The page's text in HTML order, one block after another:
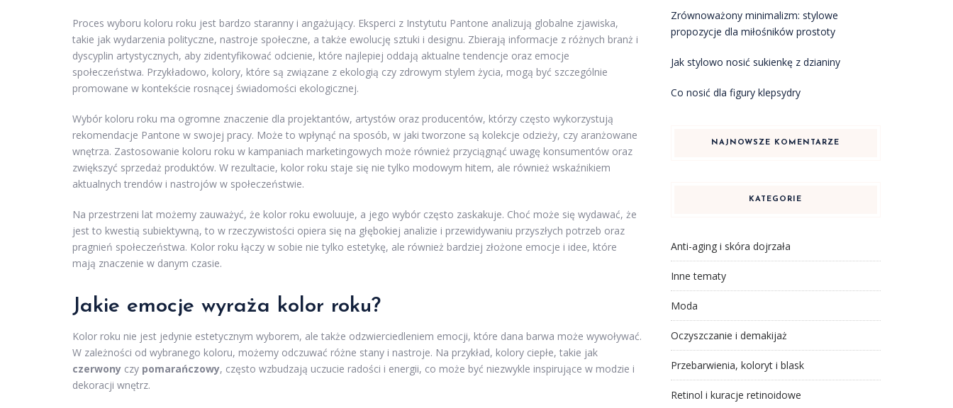
Proces wyboru koloru roku jest bardzo staranny i angażujący. Eksperci z Instytutu Pantone analizują globalne zjawiska,
takie jak wydarzenia polityczne, nastroje społeczne, a także ewolucję sztuki i designu. Zbierają informacje z różnych branż i
dyscyplin artystycznych, aby zidentyfikować odcienie, które najlepiej oddają aktualne tendencje oraz emocje
społeczeństwa. Przykładowo, kolory, które są związane z ekologią czy zdrowym stylem życia, mogą być szczególnie
promowane w kontekście rosnącej świadomości ekologicznej.
Wybór koloru roku ma ogromne znaczenie dla projektantów, artystów oraz producentów, którzy często wykorzystują
rekomendacje Pantone w swojej pracy. Może to wpłynąć na sposób, w jaki tworzone są kolekcje odzieży, czy aranżowane
wnętrza. Zastosowanie koloru roku w kampaniach marketingowych może również przyciągnąć uwagę konsumentów oraz
zwiększyć sprzedaż produktów. W rezultacie, kolor roku staje się nie tylko modowym hitem, ale również wskaźnikiem
aktualnych trendów i nastrojów w społeczeństwie.
Na przestrzeni lat możemy zauważyć, że kolor roku ewoluuje, a jego wybór często zaskakuje. Choć może się wydawać, że
jest to kwestią subiektywną, to w rzeczywistości opiera się na głębokiej analizie i przewidywaniu przyszłych potrzeb oraz
pragnień społeczeństwa. Kolor roku łączy w sobie nie tylko estetykę, ale również bardziej złożone emocje i idee, które
mają znaczenie w danym czasie.
Jakie emocje wyraża kolor roku?
Kolor roku nie jest jedynie estetycznym wyborem, ale także odzwierciedleniem emocji, które dana barwa może wywoływać.
W zależności od wybranego koloru, możemy odczuwać różne stany i nastroje. Na przykład, kolory ciepłe, takie jak
czerwony czy pomarańczowy, często wzbudzają uczucie radości i energii, co może być niezwykle inspirujące w modzie i
dekoracji wnętrz.
Zrównoważony minimalizm: stylowe
propozycje dla miłośników prostoty
Jak stylowo nosić sukienkę z dzianiny
Co nosić dla figury klepsydry
NAJNOWSZE KOMENTARZE
KATEGORIE
Anti-aging i skóra dojrzała
Inne tematy
Moda
Oczyszczanie i demakijaż
Przebarwienia, koloryt i blask
Retinol i kuracje retinoidowe